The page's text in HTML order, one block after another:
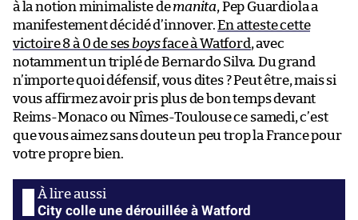
à la notion minimaliste demanita, Pep Guardiola a
manifestement décidé d’innover.En atteste cette
victoire 8 à 0 de ses boysface à Watford , avec
notamment un triplé de Bernardo Silva. Du grand
n’importe quoi défensif, vous dites ? Peut être, mais si
vous affirmez avoir pris plus de bon temps devant
Reims-Monaco ou Nîmes-Toulouse ce samedi, c’est
que vous aimez sans doute un peu trop la France pour
votre propre bien.
City colle une dérouillée à Watford